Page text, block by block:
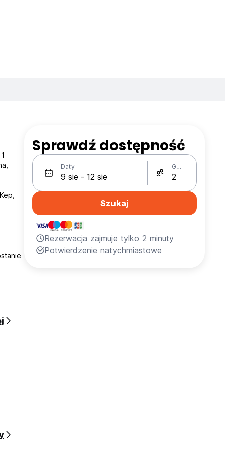
Sprawdź dostępność
Daty Gości
Szukaj
Rezerwacja zajmuje tylko 2 minuty
Potwierdzenie natychmiastowe